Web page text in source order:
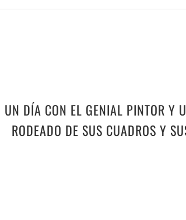
UN DÍA CON EL GENIAL PINTOR Y
RODEADO DE SUS CUADROS Y